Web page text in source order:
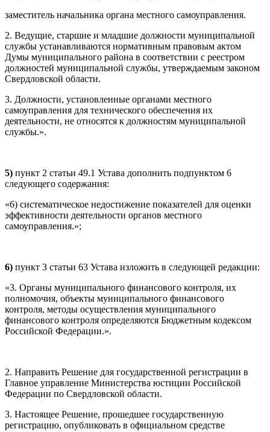
заместитель начальника органа местного самоуправления.
2. Ведущие, старшие и младшие должности муниципальной
службы устанавливаются нормативным правовым актом
Думы муниципального района в соответствии с реестром
должностей муниципальной службы, утверждаемым законом
Свердловской области.
3. Должности, установленные органами местного
самоуправления для технического обеспечения их
деятельности, не относятся к должностям муниципальной
службы.».
5) пункт 2 статьи 49.1 Устава дополнить подпунктом 6
следующего содержания:
«6) систематическое недостижение показателей для оценки
эффективности деятельности органов местного
самоуправления.»;
6) пункт 3 статьи 63 Устава изложить в следующей редакции:
«3. Органы муниципального финансового контроля, их
полномочия, объекты муниципального финансового
контроля, методы осуществления муниципального
финансового контроля определяются Бюджетным кодексом
Российской Федерации.».
2. Направить Решение для государственной регистрации в
Главное управление Министерства юстиции Российской
Федерации по Свердловской области.
3. Настоящее Решение, прошедшее государственную
регистрацию, опубликовать в официальном средстве